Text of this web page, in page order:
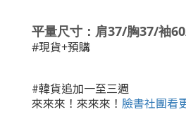
平量尺寸：肩37/胸37/袖
#現貨+預購
#韓貨追加一至三週
來來來！來來來！ 臉書社團看